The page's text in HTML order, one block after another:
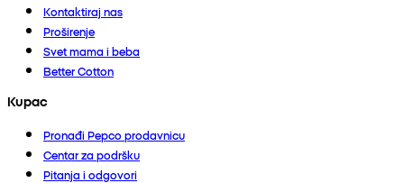
Kontaktiraj nas
Proširenje
Svet mama i beba
Better Cotton
Kupac
Pronađi Pepco prodavnicu
Centar za podršku
Pitanja i odgovori